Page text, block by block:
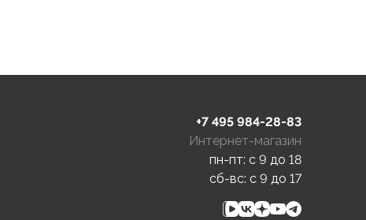
+7 495 984-28-83
Интернет-магазин
пн-пт: c 9 до 18
сб-вс: c 9 до 17